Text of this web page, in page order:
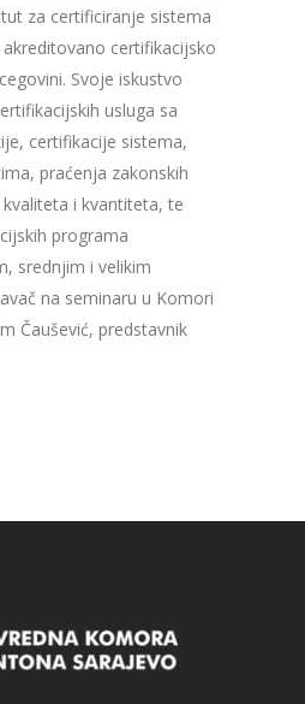
za certificiranje sistema
certifikacijsko
Svoje iskustvo
usluga sa
certifikacije sistema,
praćenja zakonskih
i kvantiteta, te
programa
srednjim i velikim
na seminaru u Komori
Čaušević, predstavnik